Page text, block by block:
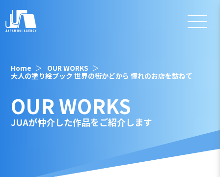
Home
OUR WORKS
大人の塗り絵ブック 世界の街かどから 憧れのお店を訪ねて
OUR WORKS
JUAが仲介した作品をご紹介します